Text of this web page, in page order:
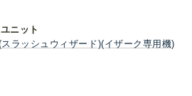
ニット
ラッシュウィザード)(イザーク専用機)